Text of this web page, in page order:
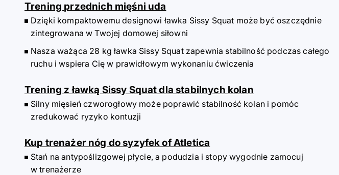
Trening przednich mięśni uda
Dzięki kompaktowemu designowi ławka Sissy Squat może być oszczędnie
zintegrowana w Twojej domowej siłowni
Nasza ważąca 28 kg ławka Sissy Squat zapewnia stabilność podczas całego
ruchu i wspiera Cię w prawidłowym wykonaniu ćwiczenia
Trening z ławką Sissy Squat dla stabilnych kolan
Silny mięsień czworogłowy może poprawić stabilność kolan i pomóc
zredukować ryzyko kontuzji
Kup trenażer nóg do syzyfek of Atletica
Stań na antypoślizgowej płycie, a podudzia i stopy wygodnie zamocuj
w trenażerze